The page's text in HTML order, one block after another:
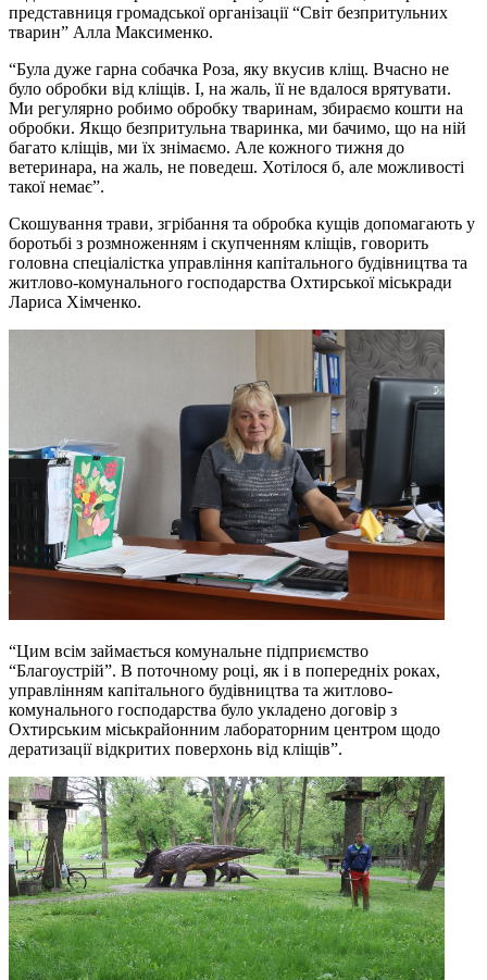
представниця громадської організації “Світ безпритульних
тварин” Алла Максименко.
“Була дуже гарна собачка Роза, яку вкусив кліщ. Вчасно не
було обробки від кліщів. І, на жаль, її не вдалося врятувати.
Ми регулярно робимо обробку тваринам, збираємо кошти на
обробки. Якщо безпритульна тваринка, ми бачимо, що на ній
багато кліщів, ми їх знімаємо. Але кожного тижня до
ветеринара, на жаль, не поведеш. Хотілося б, але можливості
такої немає”.
Скошування трави, згрібання та обробка кущів допомагають у
боротьбі з розмноженням і скупченням кліщів, говорить
головна спеціалістка управління капітального будівництва та
житлово-комунального господарства Охтирської міськради
Лариса Хімченко.
“Цим всім займається комунальне підприємство
“Благоустрій”. В поточному році, як і в попередніх роках,
управлінням капітального будівництва та житлово-
комунального господарства було укладено договір з
Охтирським міськрайонним лабораторним центром щодо
дератизації відкритих поверхонь від кліщів”.